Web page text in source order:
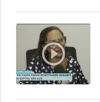
play_circle_outline